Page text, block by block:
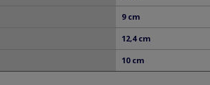
9 cm
12,4 cm
10 cm